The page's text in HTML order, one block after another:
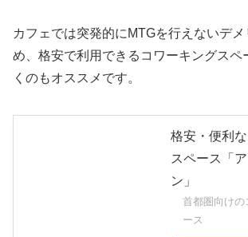
カフェでは突発的にMTGを行えないデ
め、格安で利用できるコワーキングスペ
くのもオススメです。
格安・便利
スペース「
ン」
首都圏向けの
ース